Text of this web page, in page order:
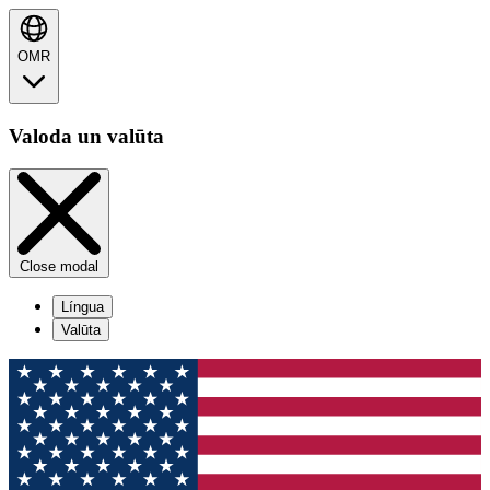
OMR
Valoda un valūta
Close modal
Língua
Valūta